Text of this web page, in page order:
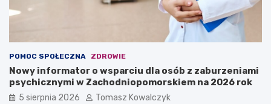
POMOC SPOŁECZNA ZDROWIE
Nowy informator o wsparciu dla osób z zaburzeniami
psychicznymi w Zachodniopomorskiem na 2026 rok
5 sierpnia 2026 Tomasz Kowalczyk